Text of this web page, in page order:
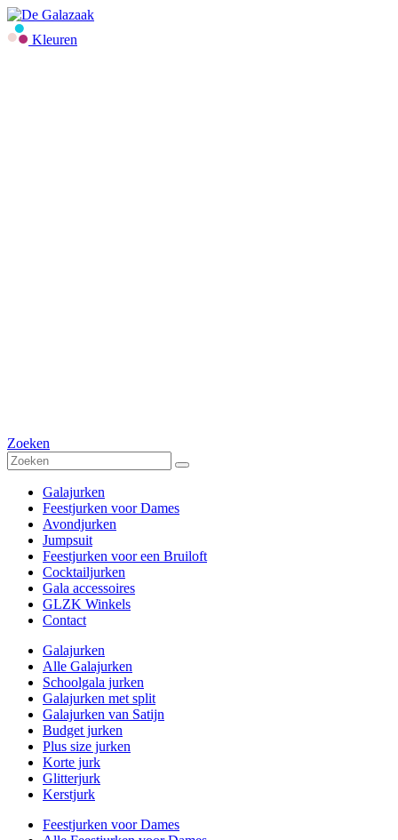
Kleuren
Zoeken
Galajurken
Feestjurken voor Dames
Avondjurken
Jumpsuit
Feestjurken voor een Bruiloft
Cocktailjurken
Gala accessoires
GLZK Winkels
Contact
Galajurken
Alle Galajurken
Schoolgala jurken
Galajurken met split
Galajurken van Satijn
Budget jurken
Plus size jurken
Korte jurk
Glitterjurk
Kerstjurk
Feestjurken voor Dames